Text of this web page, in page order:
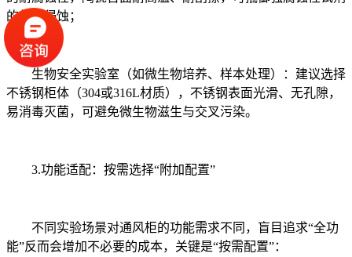
的长期侵蚀；
生物安全实验室（如微生物培养、样本处理）：建议选择
不锈钢柜体（304或316L材质），不锈钢表面光滑、无孔隙，
易消毒灭菌，可避免微生物滋生与交叉污染。
3.功能适配：按需选择“附加配置”
不同实验场景对通风柜的功能需求不同，盲目追求“全功
能”反而会增加不必要的成本，关键是“按需配置”：